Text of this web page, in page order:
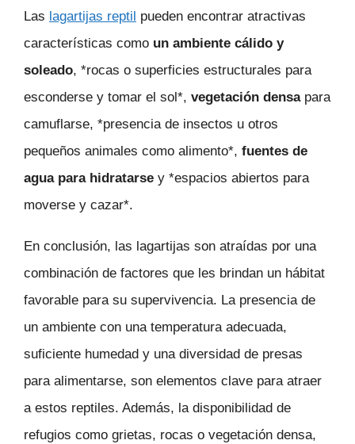
Las lagartijas reptil pueden encontrar atractivas
características como un ambiente cálido y
soleado, *rocas o superficies estructurales para
esconderse y tomar el sol*, vegetación densapara
camuflarse, *presencia de insectos u otros
pequeños animales como alimento*, fuentes de
agua para hidratarse y *espacios abiertos para
moverse y cazar*.
En conclusión, las lagartijas son atraídas por una
combinación de factores que les brindan un hábitat
favorable para su supervivencia. La presencia de
un ambiente con una temperatura adecuada,
suficiente humedad y una diversidad de presas
para alimentarse, son elementos clave para atraer
a estos reptiles. Además, la disponibilidad de
refugios como grietas, rocas o vegetación densa,